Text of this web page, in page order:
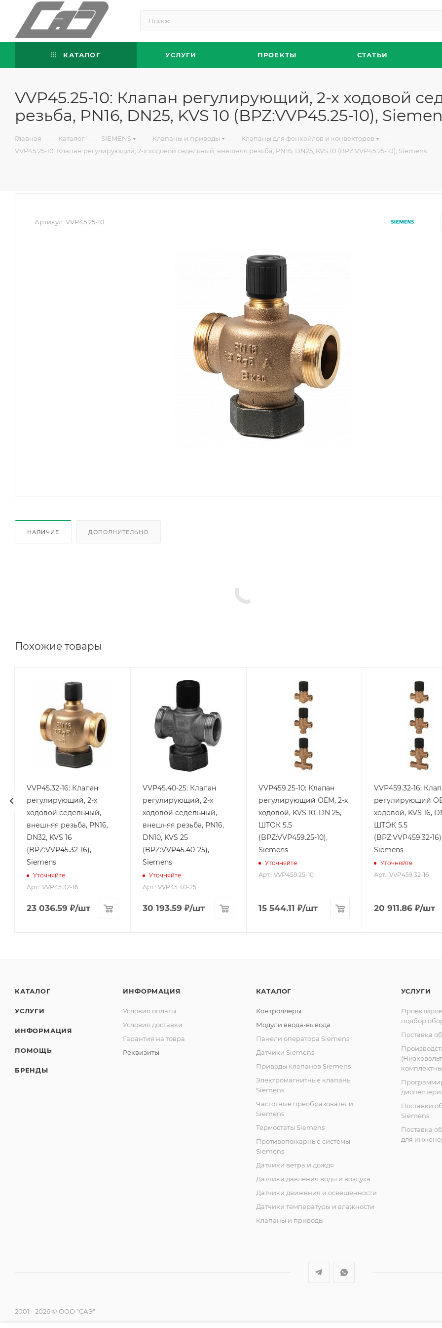
КАТАЛОГ УСЛУГИ ПРОЕКТЫ СТАТЬИ
VVP45.25-10: Клапан регулирующий, 2-х ходовой
резьба, PN16, DN25, KVS 10 (BPZ:VVP45.25-10),
Главная — Каталог — SIEMENS — Клапаны и приводы — Клапаны для фенкойлов и конвекторов —
VVP45.25-10: Клапан регулирующий, 2-х ходовой седельный, внешняя резьба, PN16, DN25, KVS 10 (BPZ:VVP45.25-10), Siemens
Артикул: VVP45.25-10
НАЛИЧИЕ ДОПОЛНИТЕЛЬНО
Похожие товары
VVP45.32-16: Клапан
регулирующий, 2-х
ходовой седельный,
внешняя резьба, PN16,
DN32, KVS 16
(BPZ:VVP45.32-16),
Siemens
Уточняйте
Арт.: VVP45.32-16
23 036.59 ₽/шт
VVP45.40-25: Клапан
регулирующий, 2-х
ходовой седельный,
внешняя резьба, PN16,
DN10, KVS 25
(BPZ:VVP45.40-25),
Siemens
Уточняйте
Арт.: VVP45.40-25
30 193.59 ₽/шт
VVP459.25-10: Клапан
регулирующий OEM, 2-х
ходовой, KVS 10, DN 25,
ШТОК 5.5
(BPZ:VVP459.25-10),
Siemens
Уточняйте
Арт.: VVP459.25-10
15 544.11 ₽/шт
VVP459.32-16:
регулирующий
ходовой, KVS 16,
ШТОК 5.5
(BPZ:VVP459.32-
Siemens
Уточняйте
Арт.: VVP459.32-16
20 911.86 ₽/шт
КАТАЛОГ
УСЛУГИ
ИНФОРМАЦИЯ
ПОМОЩЬ
БРЕНДЫ
ИНФОРМАЦИЯ
Условия оплаты
Условия доставки
Гарантия на товра
Реквизиты
КАТАЛОГ
Контроллеры
Модули ввода-вывода
Панели оператора Siemens
Датчики Siemens
Приводы клапанов Siemens
Электромагнитные клапаны
Siemens
Частотные преобразователи
Siemens
Термостаты Siemens
Противопожарные системы
Siemens
Датчики ветра и дождя
Датчики давления воды и воздуха
Датчики движения и освещенности
Датчики температуры и влажности
Клапаны и приводы
УСЛУГИ
подбор
Поставка
Поставки
Siemens
Поставка
для
2001 - 2026 © ООО "САЭ"